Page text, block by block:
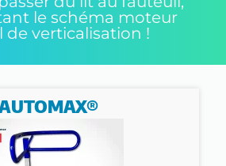
le schéma moteur
de verticalisation !